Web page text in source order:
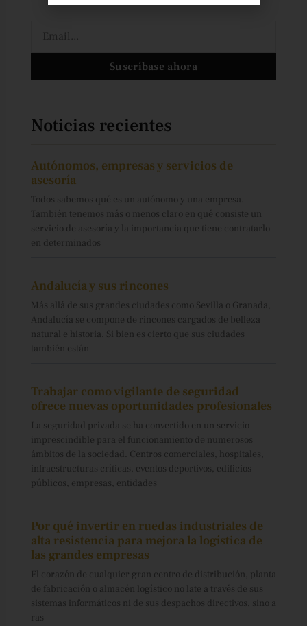
Suscríbase ahora
Noticias recientes
Autónomos, empresas y servicios de
asesoría
Todos sabemos qué es un autónomo y una empresa.
También tenemos más o menos claro en qué consiste un
servicio de asesoría y la importancia que tiene contratarlo
en determinados
Andalucía y sus rincones
Más allá de sus grandes ciudades como Sevilla o Granada,
Andalucía se compone de rincones cargados de belleza
natural e historia. Si bien es cierto que sus ciudades
también están
Trabajar como vigilante de seguridad
ofrece nuevas oportunidades profesionales
La seguridad privada se ha convertido en un servicio
imprescindible para el funcionamiento de numerosos
ámbitos de la sociedad. Centros comerciales, hospitales,
infraestructuras críticas, eventos deportivos, edificios
públicos, empresas, entidades
Por qué invertir en ruedas industriales de
alta resistencia para mejora la logística de
las grandes empresas
El corazón de cualquier gran centro de distribución, planta
de fabricación o almacén logístico no late a través de sus
sistemas informáticos ni de sus despachos directivos, sino a
ras